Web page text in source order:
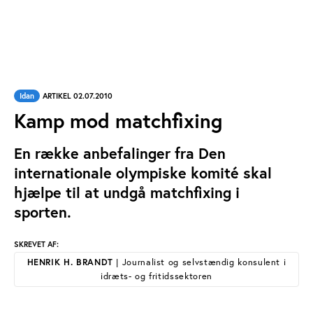
Idan ARTIKEL 02.07.2010
Kamp mod matchfixing
En række anbefalinger fra Den
internationale olympiske komité skal
hjælpe til at undgå matchfixing i
sporten.
SKREVET AF:
HENRIK H. BRANDT | Journalist og selvstændig konsulent i
idræts- og fritidssektoren